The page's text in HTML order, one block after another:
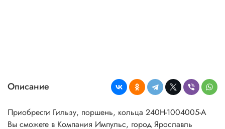
Описание
Приобрести Гильзу, поршень, кольца 240Н-1004005-А
Вы сможете в Компания Импульс, город Ярославль